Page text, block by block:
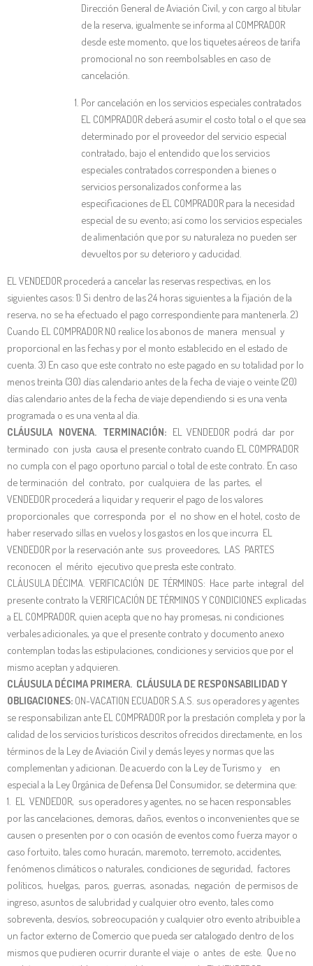
Dirección General de Aviación Civil, y con cargo al titular
de la reserva, igualmente se informa al COMPRADOR
desde este momento, que los tiquetes aéreos de tarifa
promocional no son reembolsables en caso de
cancelación.
Por cancelación en los servicios especiales contratados
EL COMPRADOR deberá asumir el costo total o el que sea
determinado por el proveedor del servicio especial
contratado, bajo el entendido que los servicios
especiales contratados corresponden a bienes o
servicios personalizados conforme a las
especificaciones de EL COMPRADOR para la necesidad
especial de su evento; así como los servicios especiales
de alimentación que por su naturaleza no pueden ser
devueltos por su deterioro y caducidad.
EL VENDEDOR procederá a cancelar las reservas respectivas, en los
siguientes casos: 1) Si dentro de las 24 horas siguientes a la fijación de la
reserva, no se ha efectuado el pago correspondiente para mantenerla. 2)
Cuando EL COMPRADOR NO realice los abonos de manera mensual y
proporcional en las fechas y por el monto establecido en el estado de
cuenta. 3) En caso que este contrato no este pagado en su totalidad por lo
menos treinta (30) días calendario antes de la fecha de viaje o veinte (20)
días calendario antes de la fecha de viaje dependiendo si es una venta
programada o es una venta al día.
CLÁUSULA NOVENA. TERMINACIÓN: EL VENDEDOR podrá dar por
terminado con justa causa el presente contrato cuando EL COMPRADOR
no cumpla con el pago oportuno parcial o total de este contrato. En caso
de terminación del contrato, por cualquiera de las partes, el
VENDEDOR procederá a liquidar y requerir el pago de los valores
proporcionales que corresponda por el no show en el hotel, costo de
haber reservado sillas en vuelos y los gastos en los que incurra EL
VENDEDOR por la reservación ante sus proveedores, LAS PARTES
reconocen el mérito ejecutivo que presta este contrato.
CLÁUSULA DÉCIMA. VERIFICACIÓN DE TÉRMINOS: Hace parte integral del
presente contrato la VERIFICACIÓN DE TÉRMINOS Y CONDICIONES explicadas
a EL COMPRADOR, quien acepta que no hay promesas, ni condiciones
verbales adicionales, ya que el presente contrato y documento anexo
contemplan todas las estipulaciones, condiciones y servicios que por el
mismo aceptan y adquieren.
CLÁUSULA DÉCIMA PRIMERA. CLÁUSULA DE RESPONSABILIDAD Y
OBLIGACIONES: ON-VACATION ECUADOR S.A.S. sus operadores y agentes
se responsabilizan ante EL COMPRADOR por la prestación completa y por la
calidad de los servicios turísticos descritos ofrecidos directamente, en los
términos de la Ley de Aviación Civil y demás leyes y normas que las
complementan y adicionan. De acuerdo con la Ley de Turismo y en
especial a la Ley Orgánica de Defensa Del Consumidor, se determina que:
1. EL VENDEDOR, sus operadores y agentes, no se hacen responsables
por las cancelaciones, demoras, daños, eventos o inconvenientes que se
causen o presenten por o con ocasión de eventos como fuerza mayor o
caso fortuito, tales como huracán, maremoto, terremoto, accidentes,
fenómenos climáticos o naturales, condiciones de seguridad, factores
políticos, huelgas, paros, guerras, asonadas, negación de permisos de
ingreso, asuntos de salubridad y cualquier otro evento, tales como
sobreventa, desvíos, sobreocupación y cualquier otro evento atribuible a
un factor externo de Comercio que pueda ser catalogado dentro de los
mismos que pudieren ocurrir durante el viaje o antes de este. Que no